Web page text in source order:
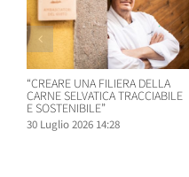
“CREARE UNA FILIERA DELLA
CARNE SELVATICA TRACCIABILE
E SOSTENIBILE”
30 Luglio 2026 14:28